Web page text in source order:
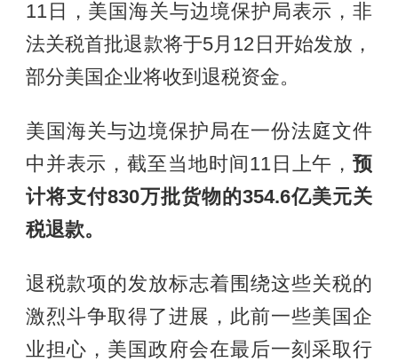
11日，美国海关与边境保护局表示，非
法关税首批退款将于5月12日开始发放，
部分美国企业将收到退税资金。
美国海关与边境保护局在一份法庭文件
中并表示，截至当地时间11日上午，预
计将支付830万批货物的354.6亿美元关
税退款。
退税款项的发放标志着围绕这些关税的
激烈斗争取得了进展，此前一些美国企
业担心，美国政府会在最后一刻采取行